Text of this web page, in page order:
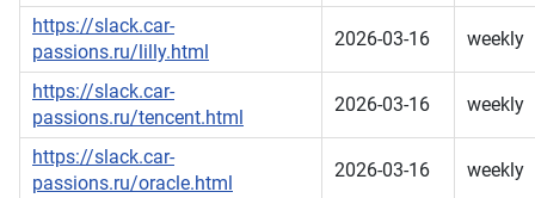
https://slack.car-
passions.ru/lilly.html
2026-03-16 weekly
https://slack.car-
passions.ru/tencent.html
2026-03-16 weekly
https://slack.car-
passions.ru/oracle.html
2026-03-16 weekly